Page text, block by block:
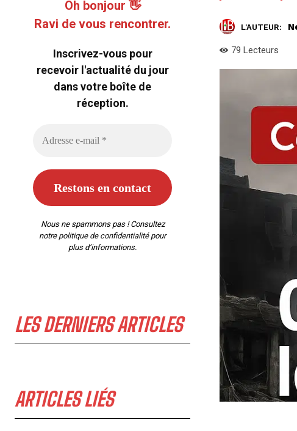
Oh bonjour 👋
Ravi de vous rencontrer.
Inscrivez-vous pour
recevoir l'actualité du jour
dans votre boîte de
réception.
Nous ne spammons pas ! Consultez
notre politique de confidentialitépour
plus d’informations.
LES DERNIERS ARTICLES
ARTICLES LIÉS
L'AUTEUR:
79 Lecteurs